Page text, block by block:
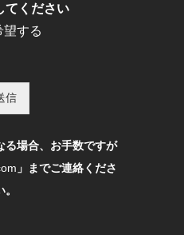
てください
望する
信
る場合、お手数ですが
」までご連絡くださ
。